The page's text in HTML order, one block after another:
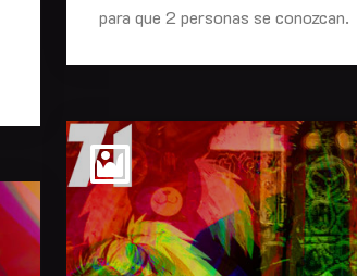
para que 2 personas se conozcan.